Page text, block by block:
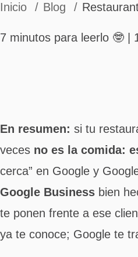
Inicio Blog
7 minutos para leerlo 🤓
En resumen: si tu
veces no es la comida:
cerca” en Google y
Google Business bien
te ponen frente a ese
ya te conoce; Google te